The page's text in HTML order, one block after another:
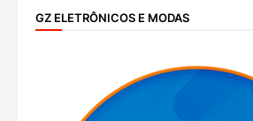
GZ ELETRÔNICOS E MODAS